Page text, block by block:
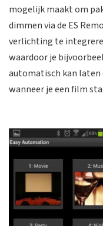
mogelijk maakt om
dimmen via de ES
verlichting te
waardoor je
automatisch kan laten
wanneer je een film